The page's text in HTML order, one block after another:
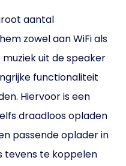
aantal
zowel aan WiFi als
uit de speaker
functionaliteit
Hiervoor is een
draadloos opladen
passende oplader in
tevens te koppelen